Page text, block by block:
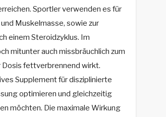
Sportler verwenden es für
Muskelmasse, sowie zur
einem Steroidzyklus. Im
mitunter auch missbräuchlich zum
Dosis fettverbrennend wirkt.
Supplement für disziplinierte
optimieren und gleichzeitig
möchten. Die maximale Wirkung